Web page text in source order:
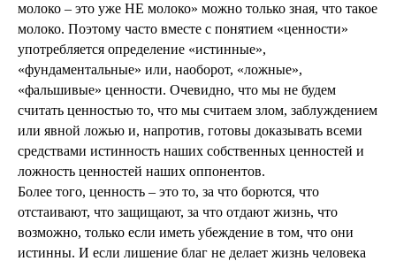
молоко – это уже НЕ молоко» можно только зная, что такое
молоко. Поэтому часто вместе с понятием «ценности»
употребляется определение «истинные»,
«фундаментальные» или, наоборот, «ложные»,
«фальшивые» ценности. Очевидно, что мы не будем
считать ценностью то, что мы считаем злом, заблуждением
или явной ложью и, напротив, готовы доказывать всеми
средствами истинность наших собственных ценностей и
ложность ценностей наших оппонентов.
Более того, ценность – это то, за что борются, что
отстаивают, что защищают, за что отдают жизнь, что
возможно, только если иметь убеждение в том, что они
истинны. И если лишение благ не делает жизнь человека